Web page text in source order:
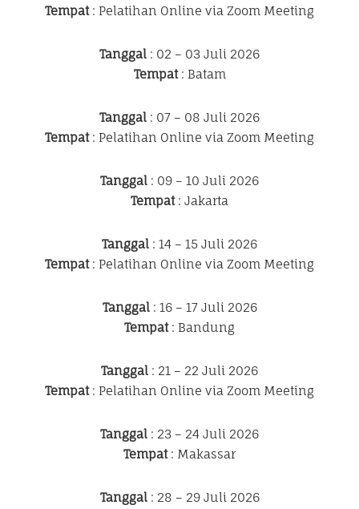
Tempat: Pelatihan Online via Zoom Meeting
Tanggal : 02 – 03 Juli 2026
Tempat: Batam
Tanggal : 07 – 08 Juli 2026
Tempat: Pelatihan Online via Zoom Meeting
Tanggal : 09 – 10 Juli 2026
Tempat: Jakarta
Tanggal : 14 – 15 Juli 2026
Tempat: Pelatihan Online via Zoom Meeting
Tanggal: 16 – 17 Juli 2026
Tempat: Bandung
Tanggal : 21 – 22 Juli 2026
Tempat: Pelatihan Online via Zoom Meeting
Tanggal : 23 – 24 Juli 2026
Tempat: Makassar
Tanggal: 28 – 29 Juli 2026